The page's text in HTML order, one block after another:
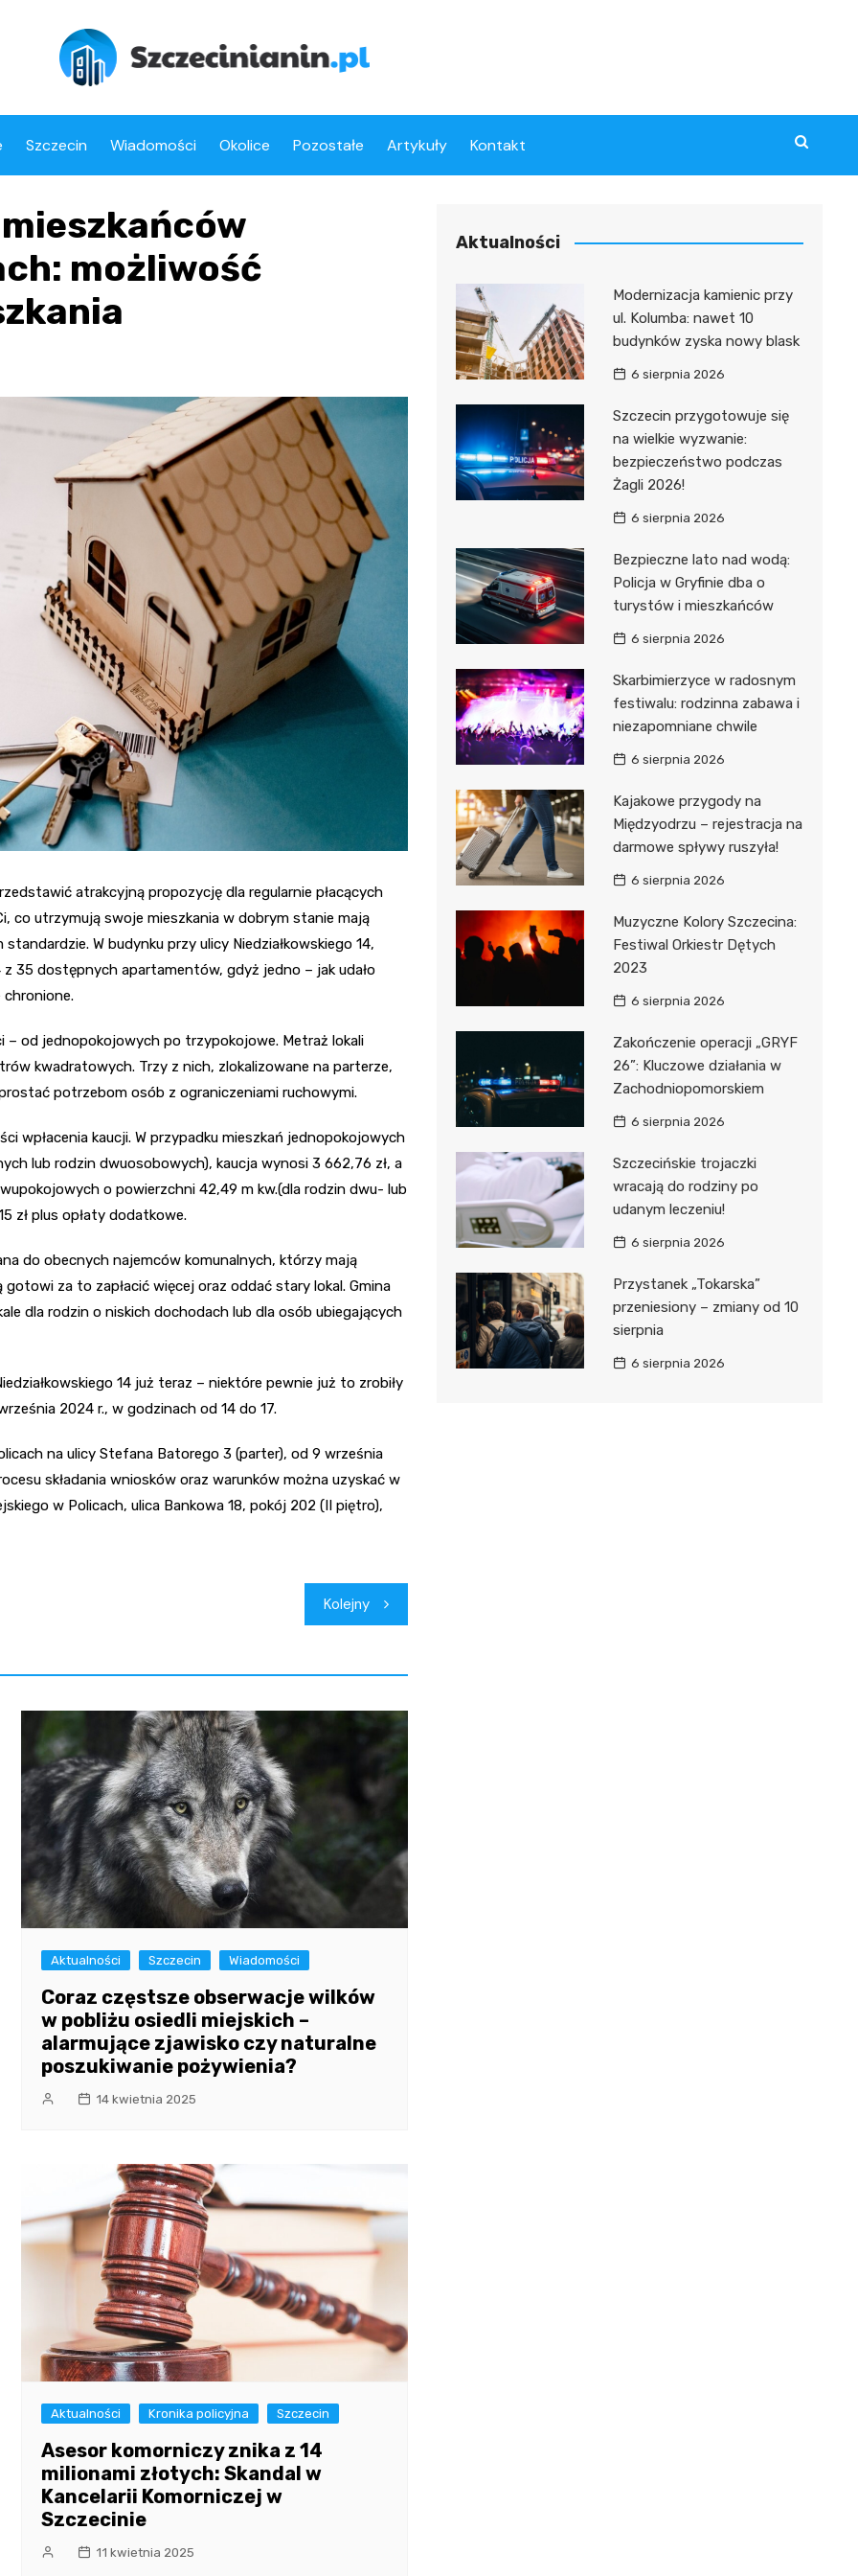
Szczecin Wiadomości Okolice Pozostałe Artykuły Kontakt
możliwość
atrakcyjną propozycję dla regularnie płacących
co utrzymują swoje mieszkania w dobrym stanie mają
W budynku przy ulicy Niedziałkowskiego 14,
35 dostępnych apartamentów, gdyż jedno – jak udało
chronione.
– od jednopokojowych po trzypokojowe. Metraż lokali
kwadratowych. Trzy z nich, zlokalizowane na parterze,
potrzebom osób z ograniczeniami ruchowymi.
wpłacenia kaucji. W przypadku mieszkań jednopokojowych
lub rodzin dwuosobowych), kaucja wynosi 3 662,76 zł, a
o powierzchni 42,49 m kw.(dla rodzin dwu- lub
zł plus opłaty dodatkowe.
do obecnych najemców komunalnych, którzy mają
za to zapłacić więcej oraz oddać stary lokal. Gmina
dla rodzin o niskich dochodach lub dla osób ubiegających
14 już teraz – niektóre pewnie już to zrobiły
2024 r., w godzinach od 14 do 17.
na ulicy Stefana Batorego 3 (parter), od 9 września
składania wniosków oraz warunków można uzyskać w
w Policach, ulica Bankowa 18, pokój 202 (II piętro),
Kolejny
Aktualności Szczecin Wiadomości
Coraz częstsze obserwacje wilków
w pobliżu osiedli miejskich –
alarmujące zjawisko czy naturalne
poszukiwanie pożywienia?
14 kwietnia 2025
Aktualności Kronika policyjna Szczecin
Asesor komorniczy znika z 14
milionami złotych: Skandal w
Kancelarii Komorniczej w
Szczecinie
11 kwietnia 2025
Aktualności
Modernizacja kamienic przy
ul. Kolumba: nawet 10
budynków zyska nowy blask
6 sierpnia 2026
Szczecin przygotowuje się
na wielkie wyzwanie:
bezpieczeństwo podczas
Żagli 2026!
6 sierpnia 2026
Bezpieczne lato nad wodą:
Policja w Gryfinie dba o
turystów i mieszkańców
6 sierpnia 2026
Skarbimierzyce w radosnym
festiwalu: rodzinna zabawa i
niezapomniane chwile
6 sierpnia 2026
Kajakowe przygody na
Międzyodrzu – rejestracja na
darmowe spływy ruszyła!
6 sierpnia 2026
Muzyczne Kolory Szczecina:
Festiwal Orkiestr Dętych
2023
6 sierpnia 2026
Zakończenie operacji „GRYF
26”: Kluczowe działania w
Zachodniopomorskiem
6 sierpnia 2026
Szczecińskie trojaczki
wracają do rodziny po
udanym leczeniu!
6 sierpnia 2026
Przystanek „Tokarska”
przeniesiony – zmiany od 10
sierpnia
6 sierpnia 2026